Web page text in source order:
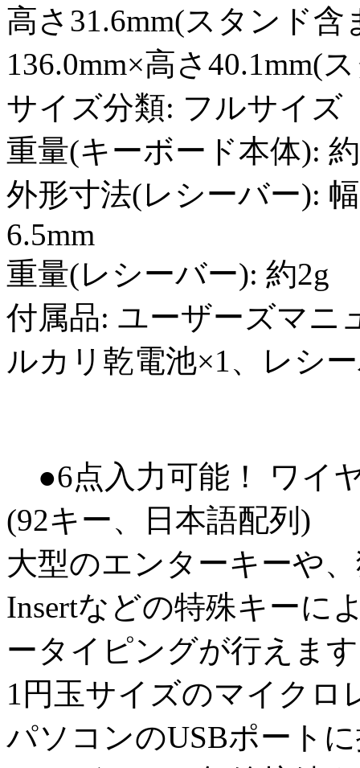
高さ31.6mm(スタンド含
136.0mm×高さ40.1mm(
サイズ分類: フルサイズ
重量(キーボード本体):
外形寸法(レシーバー):
6.5mm
重量(レシーバー): 約2g
付属品: ユーザーズマニ
ルカリ乾電池×1、レシ
●6点入力可能！ ワイ
(92キー、日本語配列)
大型のエンターキーや
Insertなどの特殊キーに
ータイピングが行えま
1円玉サイズのマイクロ
パソコンのUSBポート